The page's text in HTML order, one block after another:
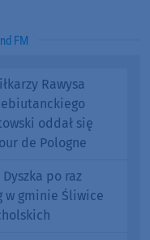
FM
Rawysa
oddał się
de Pologne
po raz
w gminie Śliwice